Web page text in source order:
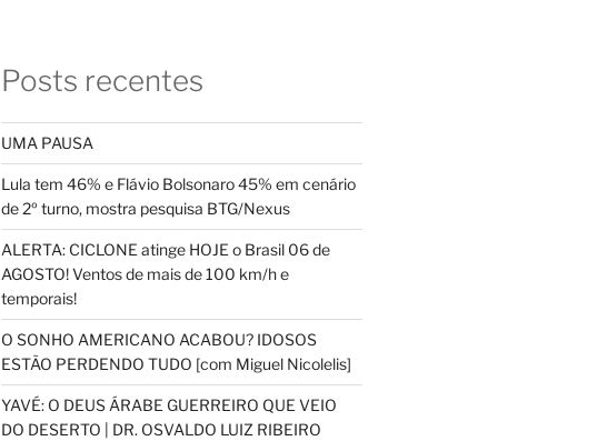
Posts recentes
UMA PAUSA
Lula tem 46% e Flávio Bolsonaro 45% em cenário
de 2º turno, mostra pesquisa BTG/Nexus
ALERTA: CICLONE atinge HOJE o Brasil 06 de
AGOSTO! Ventos de mais de 100 km/h e
temporais!
O SONHO AMERICANO ACABOU? IDOSOS
ESTÃO PERDENDO TUDO [com Miguel Nicolelis]
YAVÉ: O DEUS ÁRABE GUERREIRO QUE VEIO
DO DESERTO | DR. OSVALDO LUIZ RIBEIRO